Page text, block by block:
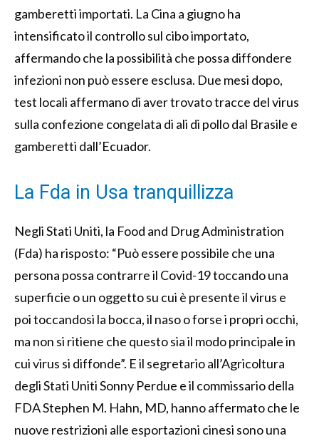
gamberetti importati. La Cina a giugno ha
intensificato il controllo sul cibo importato,
affermando che la possibilità che possa diffondere
infezioni non può essere esclusa. Due mesi dopo,
test locali affermano di aver trovato tracce del virus
sulla confezione congelata di ali di pollo dal Brasile e
gamberetti dall’Ecuador.
La Fda in Usa tranquillizza
Negli Stati Uniti, la Food and Drug Administration
(Fda) ha risposto: “Può essere possibile che una
persona possa contrarre il Covid-19 toccando una
superficie o un oggetto su cui è presente il virus e
poi toccandosi la bocca, il naso o forse i propri occhi,
ma non si ritiene che questo sia il modo principale in
cui virus si diffonde”. E il segretario all’Agricoltura
degli Stati Uniti Sonny Perdue e il commissario della
FDA Stephen M. Hahn, MD, hanno affermato che le
nuove restrizioni alle esportazioni cinesi sono una